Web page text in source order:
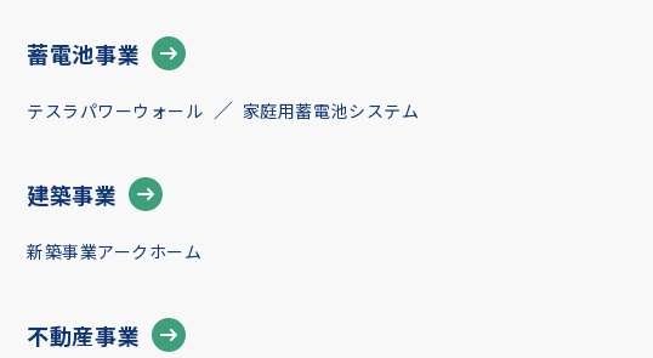
蓄電池事業
テスラパワーウォール 家庭用蓄電池システム
建築事業
新築事業アークホーム
不動産事業